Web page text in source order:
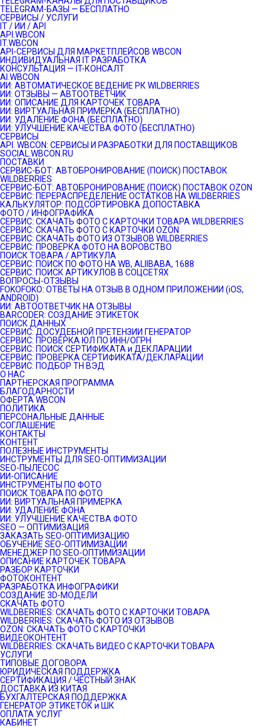
TELEGRAM-БАЗЫ — БЕСПЛАТНО
СЕРВИСЫ / УСЛУГИ
IT / ИИ / API
API.WBCON
IT.WBCON
API-СЕРВИСЫ ДЛЯ МАРКЕТПЛЕЙСОВ WBCON
ИНДИВИДУАЛЬНАЯ IT РАЗРАБОТКА
КОНСУЛЬТАЦИЯ — IT-КОНСАЛТ
AI.WBCON
ИИ: АВТОМАТИЧЕСКОЕ ВЕДЕНИЕ РК WILDBERRIES
ИИ: ОТЗЫВЫ — АВТООТВЕТЧИК
ИИ: ОПИСАНИЕ ДЛЯ КАРТОЧЕК ТОВАРА
ИИ: ВИРТУАЛЬНАЯ ПРИМЕРКА (БЕСПЛАТНО)
ИИ: УДАЛЕНИЕ ФОНА (БЕСПЛАТНО)
ИИ: УЛУЧШЕНИЕ КАЧЕСТВА ФОТО (БЕСПЛАТНО)
СЕРВИСЫ
API. WBCON: СЕРВИСЫ И РАЗРАБОТКИ ДЛЯ ПОСТАВЩИКОВ
SOCIAL.WBCON.RU
ПОСТАВКИ
CЕРВИС-БОТ: АВТОБРОНИРОВАНИЕ (ПОИСК) ПОСТАВОК
WILDBERRIES
СЕРВИС-БОТ: АВТОБРОНИРОВАНИЕ (ПОИСК) ПОСТАВОК OZON
СЕРВИС: ПЕРЕРАСПРЕДЕЛЕНИЕ ОСТАТКОВ НА WILDBERRIES
КАЛЬКУЛЯТОР: ПОДСОРТИРОВКА ДОПОСТАВКА
ФОТО / ИНФОГРАФИКА
СЕРВИС: СКАЧАТЬ ФОТО С КАРТОЧКИ ТОВАРА WILDBERRIES
СЕРВИС: СКАЧАТЬ ФОТО С КАРТОЧКИ OZON
СЕРВИС: СКАЧАТЬ ФОТО ИЗ ОТЗЫВОВ WILDBERRIES
СЕРВИС: ПРОВЕРКА ФОТО НА ВОРОВСТВО
ПОИСК ТОВАРА / АРТИКУЛА
СЕРВИС: ПОИСК ПО ФОТО НА WB, ALIIBABA, 1688
СЕРВИС: ПОИСК АРТИКУЛОВ В СОЦСЕТЯХ
ВОПРОСЫ-ОТЗЫВЫ
FOKOFOKO: ОТВЕТЫ НА ОТЗЫВ В ОДНОМ ПРИЛОЖЕНИИ (iOS,
ANDROID)
ИИ: АВТООТВЕТЧИК НА ОТЗЫВЫ
BARCODER: СОЗДАНИЕ ЭТИКЕТОК
ПОИСК ДАННЫХ
СЕРВИС: ДОСУДЕБНОЙ ПРЕТЕНЗИИ ГЕНЕРАТОР
СЕРВИС: ПРОВЕРКА ЮЛ ПО ИНН/ОГРН
СЕРВИС: ПОИСК СЕРТИФИКАТА и ДЕКЛАРАЦИИ
СЕРВИС: ПРОВЕРКА СЕРТИФИКАТА/ДЕКЛАРАЦИИ
СЕРВИС: ПОДБОР ТН ВЭД
О НАС
ПАРТНЕРСКАЯ ПРОГРАММА
БЛАГОДАРНОСТИ
ОФЕРТА WBCON
ПОЛИТИКА
ПЕРСОНАЛЬНЫЕ ДАННЫЕ
СОГЛАШЕНИЕ
КОНТАКТЫ
КОНТЕНТ
ПОЛЕЗНЫЕ ИНСТРУМЕНТЫ
ИНСТРУМЕНТЫ ДЛЯ SEO-ОПТИМИЗАЦИИ
SEO-ПЫЛЕСОС
ИИ-ОПИСАНИЕ
ИНСТРУМЕНТЫ ПО ФОТО
ПОИСК ТОВАРА ПО ФОТО
ИИ: ВИРТУАЛЬНАЯ ПРИМЕРКА
ИИ: УДАЛЕНИЕ ФОНА
ИИ: УЛУЧШЕНИЕ КАЧЕСТВА ФОТО
SEO — ОПТИМИЗАЦИЯ
ЗАКАЗАТЬ SEO-ОПТИМИЗАЦИЮ
ОБУЧЕНИЕ SEO-ОПТИМИЗАЦИИ
МЕНЕДЖЕР ПО SEO-ОПТИМИЗАЦИИ
ОПИСАНИЕ КАРТОЧЕК ТОВАРА
РАЗБОР КАРТОЧКИ
ФОТОКОНТЕНТ
РАЗРАБОТКА ИНФОГРАФИКИ
СОЗДАНИЕ 3D-МОДЕЛИ
СКАЧАТЬ ФОТО
WILDBERRIES: СКАЧАТЬ ФОТО С КАРТОЧКИ ТОВАРА
WILDBERRIES: СКАЧАТЬ ФОТО ИЗ ОТЗЫВОВ
OZON: СКАЧАТЬ ФОТО С КАРТОЧКИ
ВИДЕОКОНТЕНТ
WILDBERRIES: СКАЧАТЬ ВИДЕО С КАРТОЧКИ ТОВАРА
УСЛУГИ
ТИПОВЫЕ ДОГОВОРА
ЮРИДИЧЕСКАЯ ПОДДЕРЖКА
СЕРТИФИКАЦИЯ / ЧЕСТНЫЙ ЗНАК
ДОСТАВКА ИЗ КИТАЯ
БУХГАЛТЕРСКАЯ ПОДДЕРЖКА
ГЕНЕРАТОР ЭТИКЕТОК и ШК
ОПЛАТА УСЛУГ
КАБИНЕТ